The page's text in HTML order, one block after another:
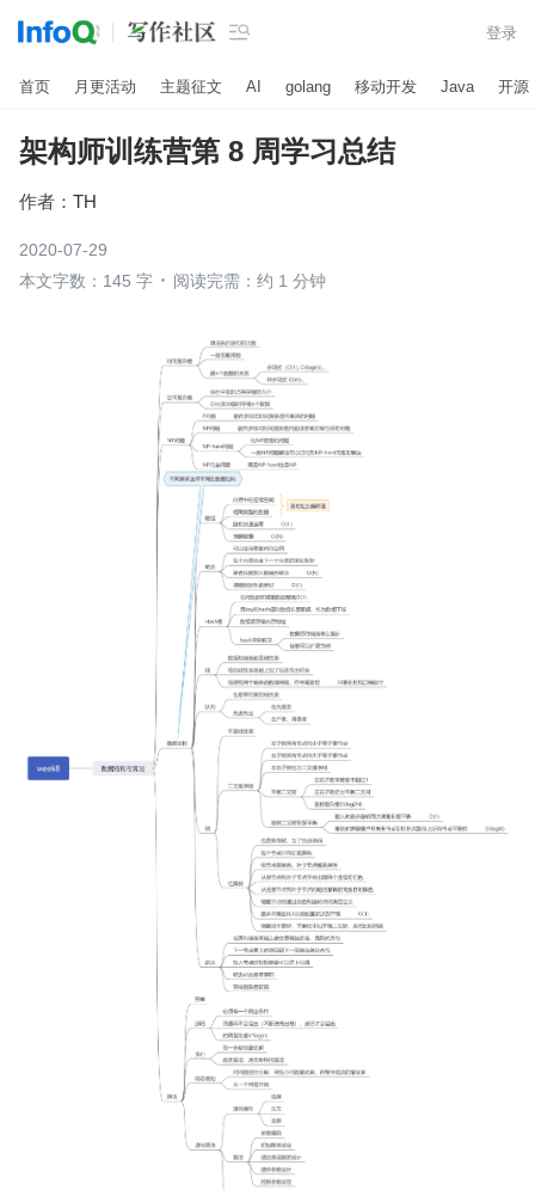
 登录
首页 月更活动 主题征文 AI golang 移动开发 Java 开源
架构师训练营第 8 周学习总结
作者： TH
2020-07-29
本文字数：145 字
阅读完需：约 1 分钟